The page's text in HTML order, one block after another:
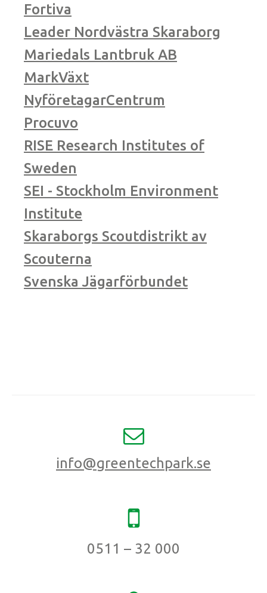
Fortiva
Leader Nordvästra Skaraborg
Mariedals Lantbruk AB
MarkVäxt
NyföretagarCentrum
Procuvo
RISE Research Institutes of
Sweden
SEI - Stockholm Environment
Institute
Skaraborgs Scoutdistrikt av
Scouterna
Svenska Jägarförbundet
info@greentechpark.se
0511 – 32 000